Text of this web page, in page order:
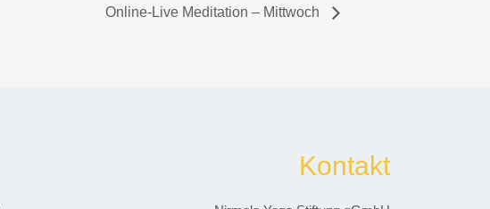
Online-Live Meditation – Mittwoch
Kontakt